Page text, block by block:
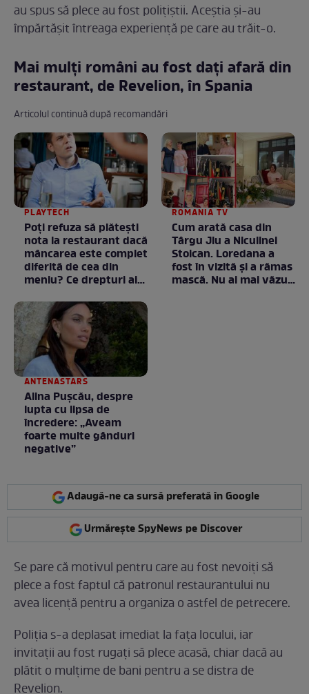
au spus să plece au fost polițiștii. Aceștia și-au
împărtășit întreaga experiență pe care au trăit-o.
Mai mulți români au fost dați afară din
restaurant, de Revelion, în Spania
Articolul continuă după recomandări
PLAYTECH
Poți refuza să plătești
nota la restaurant dacă
mâncarea este complet
diferită de cea din
meniu? Ce drepturi ai
ROMANIA TV
Cum arată casa din
Târgu Jiu a Niculinei
Stoican. Loredana a
fost în vizită și a rămas
mască. Nu ai mai văzut
ANTENASTARS
Alina Pușcău, despre
lupta cu lipsa de
încredere: „Aveam
foarte multe gânduri
negative”
Adaugă-ne ca sursă preferată în Google
Urmărește SpyNews pe Discover
Se pare că motivul pentru care au fost nevoiți să
plece a fost faptul că patronul restaurantului nu
avea licență pentru a organiza o astfel de petrecere.
Poliția s-a deplasat imediat la fața locului, iar
invitații au fost rugați să plece acasă, chiar dacă au
plătit o mulțime de bani pentru a se distra de
Revelion.